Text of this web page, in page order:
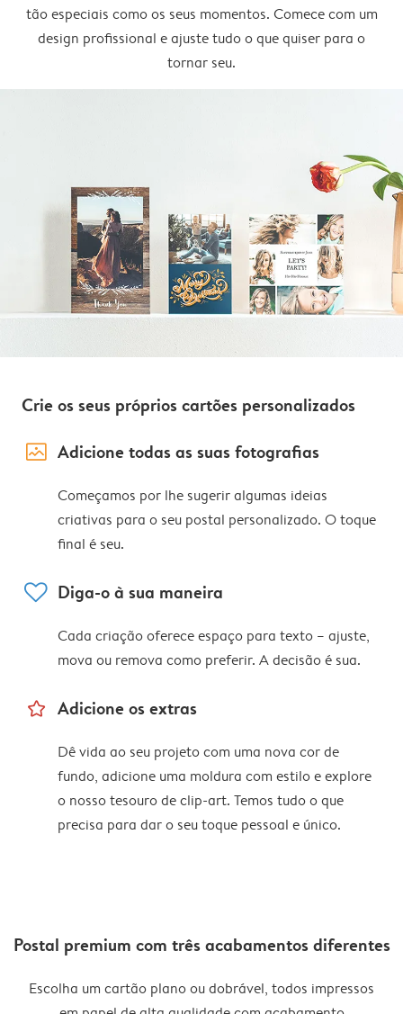
tão especiais como os seus momentos. Comece com um
design profissional e ajuste tudo o que quiser para o
tornar seu.
Crie os seus próprios cartões personalizados
image_placeholder Adicione todas as suas fotografias
Começamos por lhe sugerir algumas ideias
criativas para o seu postal personalizado. O toque
final é seu.
heart Diga-o à sua maneira
Cada criação oferece espaço para texto – ajuste,
mova ou remova como preferir. A decisão é sua.
star_outline Adicione os extras
Dê vida ao seu projeto com uma nova cor de
fundo, adicione uma moldura com estilo e explore
o nosso tesouro de clip-art. Temos tudo o que
precisa para dar o seu toque pessoal e único.
Postal premium com três acabamentos diferentes
Escolha um cartão plano ou dobrável, todos impressos